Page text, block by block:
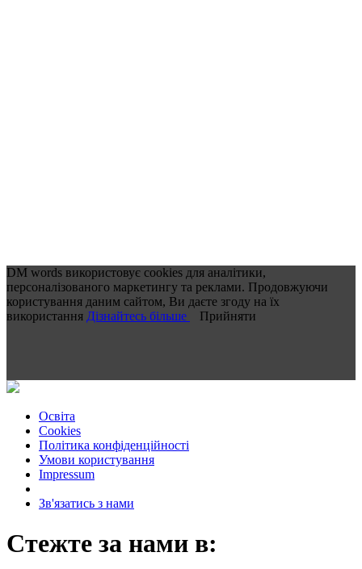
DM words використовує cookies для аналітики,
персоналізованого маркетингу та реклами. Продовжуючи
користування даним сайтом, Ви даєте згоду на їх
використання Дізнайтесь більше Прийняти
Освіта
Cookies
Політика конфіденційності
Умови користування
Impressum
Зв'язатись з нами
Стежте за нами в: